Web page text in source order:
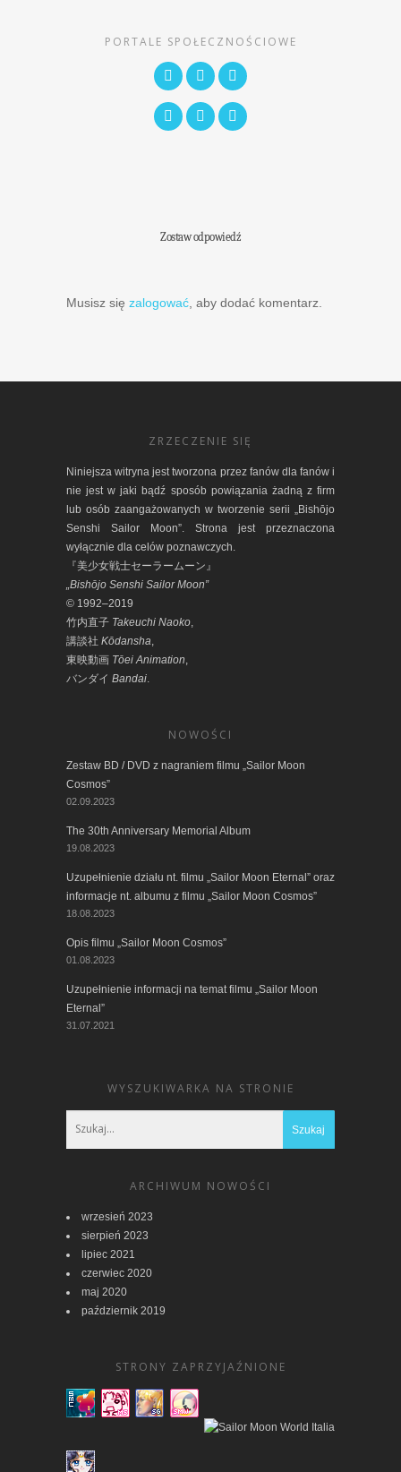
PORTALE SPOŁECZNOŚCIOWE
Zostaw odpowiedź
Musisz się zalogować , aby dodać komentarz.
ZRZECZENIE SIĘ
Niniejsza witryna jest tworzona przez fanów dla fanów i
nie jest w jaki bądź sposób powiązania żadną z firm
lub osób zaangażowanych w tworzenie serii „Bishōjo
Senshi Sailor Moon”. Strona jest przeznaczona
wyłącznie dla celów poznawczych.
『美少女戦士セーラームーン』
„Bishōjo Senshi Sailor Moon”
© 1992–2019
竹内直子 Takeuchi Naoko,
講談社 Kōdansha,
東映動画 Tōei Animation,
バンダイ Bandai.
NOWOŚCI
Zestaw BD / DVD z nagraniem filmu „Sailor Moon
Cosmos”
02.09.2023
The 30th Anniversary Memorial Album
19.08.2023
Uzupełnienie działu nt. filmu „Sailor Moon Eternal” oraz
informacje nt. albumu z filmu „Sailor Moon Cosmos”
18.08.2023
Opis filmu „Sailor Moon Cosmos”
01.08.2023
Uzupełnienie informacji na temat filmu „Sailor Moon
Eternal”
31.07.2021
WYSZUKIWARKA NA STRONIE
ARCHIWUM NOWOŚCI
wrzesień 2023
sierpień 2023
lipiec 2021
czerwiec 2020
maj 2020
październik 2019
STRONY ZAPRZYJAŹNIONE